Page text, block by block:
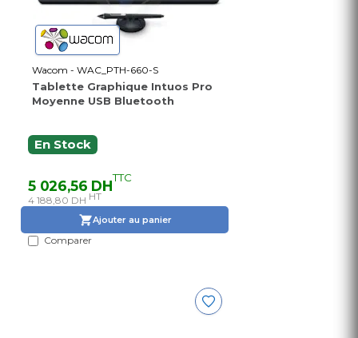
Wacom - WAC_PTH-660-S
Tablette Graphique Intuos Pro
Moyenne USB Bluetooth
En Stock
5 026,56 DHTTC
4 188,80 DH HT
Ajouter au panier
Comparer